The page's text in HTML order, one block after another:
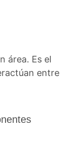
área. Es el
entre